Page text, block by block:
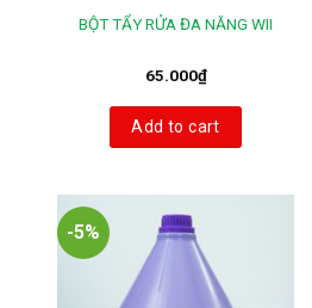
BỘT TẨY RỬA ĐA NĂNG WII
65.000₫
Add to cart
-5%